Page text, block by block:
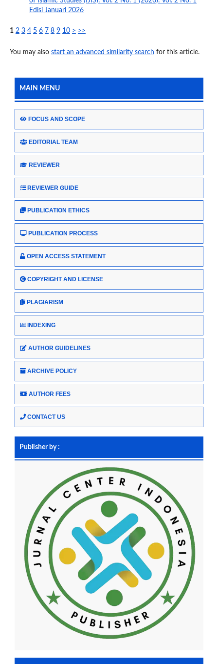
Edisi Januari 2026
1 2 3 4 5 6 7 8 9 10 > >>
You may also start an advanced similarity search for this article.
MAIN MENU
FOCUS AND SCOPE
EDITORIAL TEAM
REVIEWER
REVIEWER GUIDE
PUBLICATION ETHICS
PUBLICATION PROCESS
OPEN ACCESS STATEMENT
COPYRIGHT AND LICENSE
PLAGIARISM
INDEXING
AUTHOR GUIDELINES
ARCHIVE POLICY
AUTHOR FEES
CONTACT US
Publisher by :